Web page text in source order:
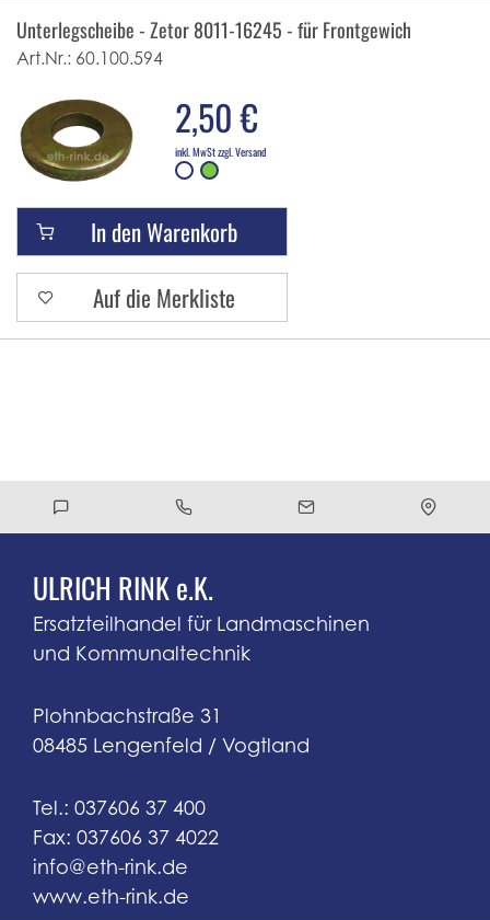
Unterlegscheibe - Zetor 8011-16245 - für Frontgewichte
Art.Nr.: 60.100.594
2,50 €
inkl. MwSt zzgl. Versand
In den Warenkorb
Auf die Merkliste
ULRICH RINK e.K.
Ersatzteilhandel für Landmaschinen
und Kommunaltechnik
Plohnbachstraße 31
08485 Lengenfeld / Vogtland
Tel.: 037606 37 400
Fax: 037606 37 4022
info@eth-rink.de
www.eth-rink.de